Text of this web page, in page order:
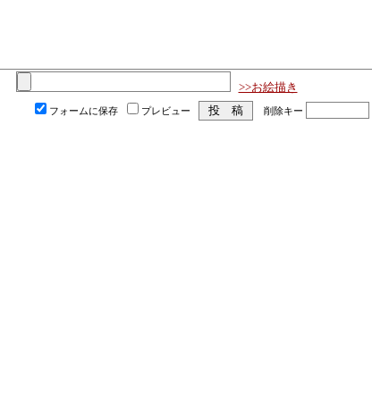
>>お絵描き
フォームに保存 プレビュー 削除キー